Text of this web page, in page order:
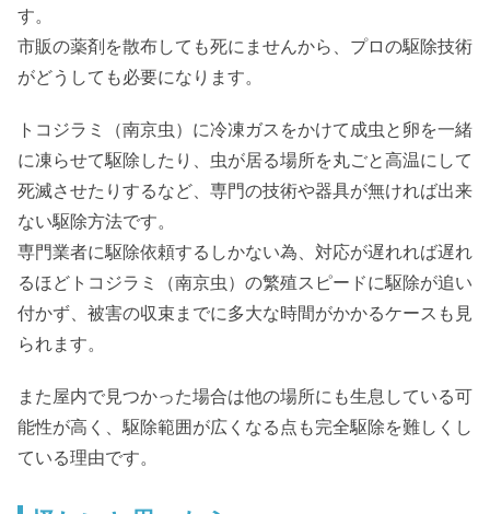
す。
市販の薬剤を散布しても死にませんから、プロの駆除技術
がどうしても必要になります。
トコジラミ（南京虫）に冷凍ガスをかけて成虫と卵を一緒
に凍らせて駆除したり、虫が居る場所を丸ごと高温にして
死滅させたりするなど、専門の技術や器具が無ければ出来
ない駆除方法です。
専門業者に駆除依頼するしかない為、対応が遅れれば遅れ
るほどトコジラミ（南京虫）の繁殖スピードに駆除が追い
付かず、被害の収束までに多大な時間がかかるケースも見
られます。
また屋内で見つかった場合は他の場所にも生息している可
能性が高く、駆除範囲が広くなる点も完全駆除を難しくし
ている理由です。